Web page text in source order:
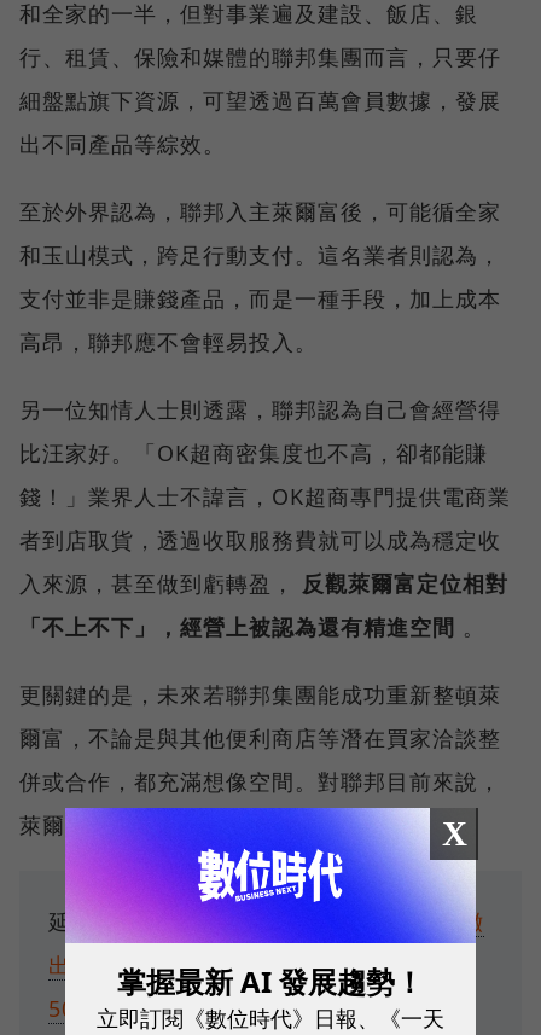
和全家的一半，但對事業遍及建設、飯店、銀
行、租賃、保險和媒體的聯邦集團而言，只要仔
細盤點旗下資源，可望透過百萬會員數據，發展
出不同產品等綜效。
至於外界認為，聯邦入主萊爾富後，可能循全家
和玉山模式，跨足行動支付。這名業者則認為，
支付並非是賺錢產品，而是一種手段，加上成本
高昂，聯邦應不會輕易投入。
另一位知情人士則透露，聯邦認為自己會經營得
比汪家好。「OK超商密集度也不高，卻都能賺
錢！」業界人士不諱言，OK超商專門提供電商業
者到店取貨，透過收取服務費就可以成為穩定收
入來源，甚至做到虧轉盈， 反觀萊爾富定位相對
「不上不下」，經營上被認為還有精進空間 。
更關鍵的是，未來若聯邦集團能成功重新整頓萊
爾富，不論是與其他便利商店等潛在買家洽談整
併或合作，都充滿想像空間。對聯邦目前來說，
萊爾富可說是相對進可攻退可守的資產。
延伸閱讀：萊爾富大地震，光泉汪家全面撤
出經營層！新老闆「聯邦投資」如何經營
500萬會員？
X
掌握最新 AI 發展趨勢！
立即訂閱《數位時代》日報、《一天